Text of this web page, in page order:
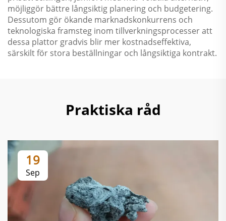
möjliggör bättre långsiktig planering och budgetering.
Dessutom gör ökande marknadskonkurrens och
teknologiska framsteg inom tillverkningsprocesser att
dessa plattor gradvis blir mer kostnadseffektiva,
särskilt för stora beställningar och långsiktiga kontrakt.
Praktiska råd
19
Sep